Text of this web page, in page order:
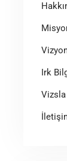
Irk
Vizsla